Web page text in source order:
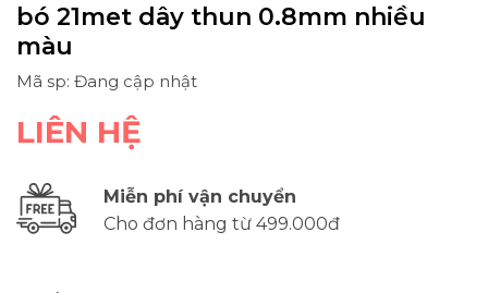
bó 21met dây thun 0.8mm nhiều
màu
Mã sp: Đang cập nhật
LIÊN HỆ
Miễn phí vận chuyển
Cho đơn hàng từ 499.000đ